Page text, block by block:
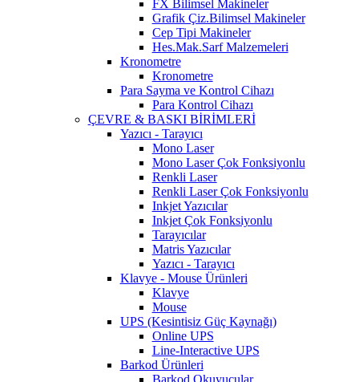
FX Bilimsel Makineler
Grafik Çiz.Bilimsel Makineler
Cep Tipi Makineler
Hes.Mak.Sarf Malzemeleri
Kronometre
Kronometre
Para Sayma ve Kontrol Cihazı
Para Kontrol Cihazı
ÇEVRE & BASKI BİRİMLERİ
Yazıcı - Tarayıcı
Mono Laser
Mono Laser Çok Fonksiyonlu
Renkli Laser
Renkli Laser Çok Fonksiyonlu
Inkjet Yazıcılar
Inkjet Çok Fonksiyonlu
Tarayıcılar
Matris Yazıcılar
Yazıcı - Tarayıcı
Klavye - Mouse Ürünleri
Klavye
Mouse
UPS (Kesintisiz Güç Kaynağı)
Online UPS
Line-Interactive UPS
Barkod Ürünleri
Barkod Okuyucular